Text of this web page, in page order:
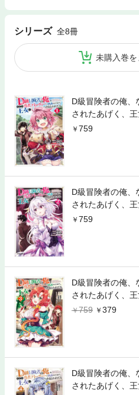
シリーズ 全8冊
未購入巻を
D級冒険者の俺、
されたあげく、
759
D級冒険者の俺、
されたあげく、
759
D級冒険者の俺、
されたあげく、
759
379
D級冒険者の俺、
されたあげく、